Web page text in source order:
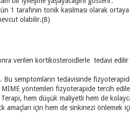
tarafının tonik kasılması olarak
olabilir.(8)
verilen kortikosteroidlerle tedavi
semptomların tedavisinde
yöntemleri fizyoterapide tercih
hem düşük maliyetli hem de
için hem de sinkinezi önlemek